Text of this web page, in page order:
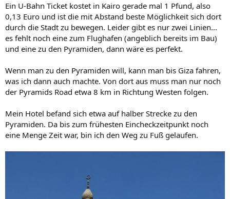
Ein U-Bahn Ticket kostet in Kairo gerade mal 1 Pfund, also
0,13 Euro und ist die mit Abstand beste Möglichkeit sich dort
durch die Stadt zu bewegen. Leider gibt es nur zwei Linien...
es fehlt noch eine zum Flughafen (angeblich bereits im Bau)
und eine zu den Pyramiden, dann wäre es perfekt.
Wenn man zu den Pyramiden will, kann man bis Giza fahren,
was ich dann auch machte. Von dort aus muss man nur noch
der Pyramids Road etwa 8 km in Richtung Westen folgen.
Mein Hotel befand sich etwa auf halber Strecke zu den
Pyramiden. Da bis zum frühesten Eincheckzeitpunkt noch
eine Menge Zeit war, bin ich den Weg zu Fuß gelaufen.